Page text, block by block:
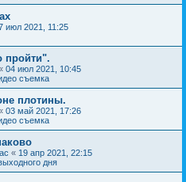
июл 2021, 11:25
пройти".
04 июл 2021, 10:45
съемка
плотины.
03 май 2021, 17:26
съемка
« 19 апр 2021, 22:15
дня